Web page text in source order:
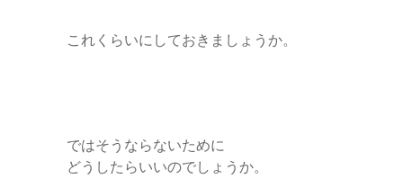
これくらいにしておきましょうか。
ではそうならないために
どうしたらいいのでしょうか。